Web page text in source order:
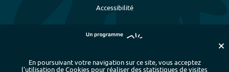
Accessibilité
En poursuivant votre navigation sur ce site, vous acceptez
l’utilisation de Cookies pour réaliser des statistiques de visites